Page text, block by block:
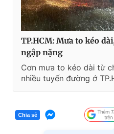
TP.HCM: Mưa to kéo
ngập nặng
Cơn mưa to kéo dài từ
nhiều tuyến đường ở
Chia sẻ